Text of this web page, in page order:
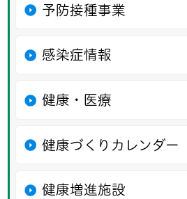
予防接種事業
感染症情報
健康・医療
健康づくりカレンダー
健康増進施設